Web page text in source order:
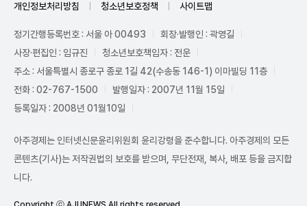
개인정보처리방침 청소년보호정책 사이트맵
정기간행등록번호 : 서울 아 00493
회장·발행인 : 곽영길
사장·편집인 : 임규진
청소년보호책임자 : 전운
주소 : 서울특별시 종로구 종로 1길 42(수송동 146-1) 이마빌딩 11층
전화 : 02-767-1500
발행일자 : 2007년 11월 15일
등록일자 : 2008년 01월10일
아주경제는 인터넷신문윤리위원회 윤리강령을 준수합니다. 아주경제의 모든
콘텐츠(기사)는 저작권법의 보호를 받으며, 무단전재, 복사, 배포 등을 금지합
니다.